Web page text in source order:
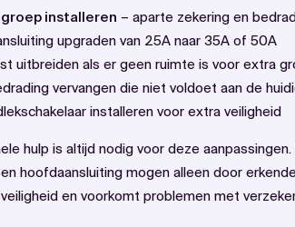
groep installeren – aparte zekering en
upgraden van 25A naar 35A of 50A
uitbreiden als er geen ruimte is voor extra
vervangen die niet voldoet aan de
installeren voor extra veiligheid
hulp is altijd nodig voor deze
hoofdaansluiting mogen alleen door
en voorkomt problemen met